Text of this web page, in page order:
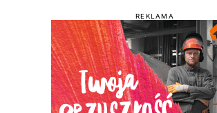
REKLAMA